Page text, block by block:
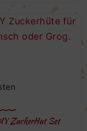
ZuckerHut Set